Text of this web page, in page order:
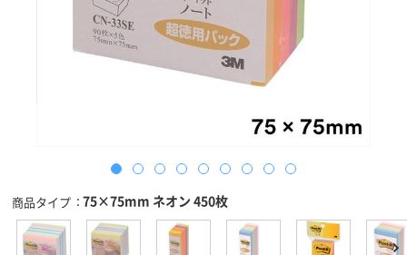
商品タイプ 75×75mm ネオン 450枚